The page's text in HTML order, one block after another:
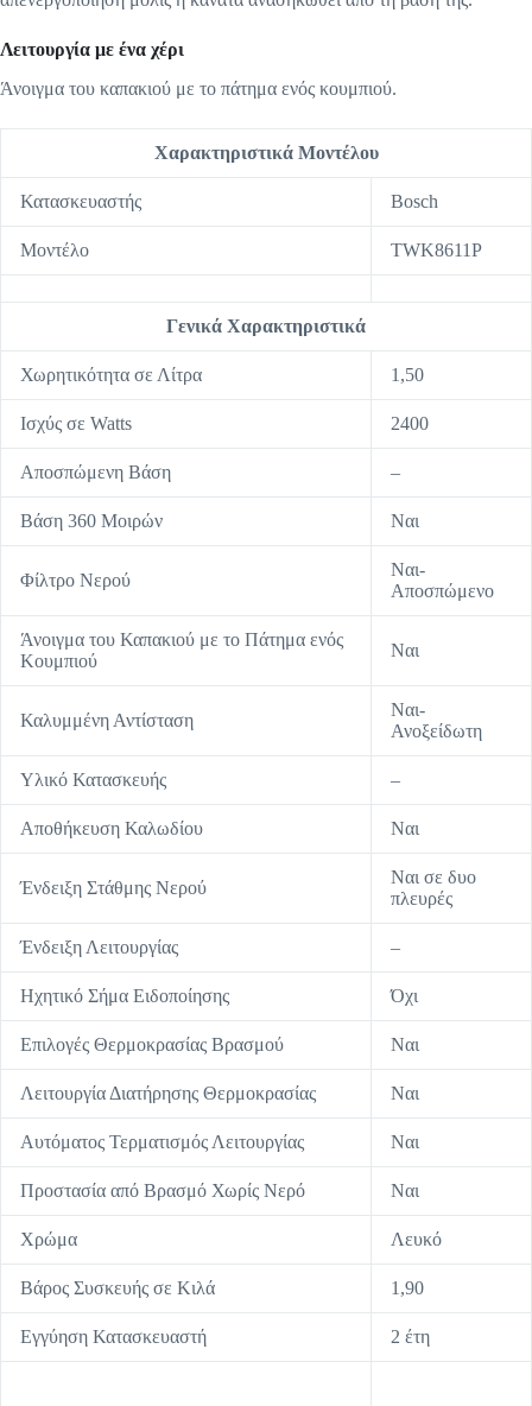
Λειτουργία με ένα χέρι
Άνοιγμα του καπακιού με το πάτημα ενός κουμπιού.
Χαρακτηριστικά Μοντέλου
Κατασκευαστής Bosch
Μοντέλο TWK8611P
Γενικά Χαρακτηριστικά
Χωρητικότητα σε Λίτρα 1,50
Ισχύς σε Watts 2400
Αποσπώμενη Βάση –
Βάση 360 Μοιρών Ναι
Φίλτρο Νερού
Ναι-
Αποσπώμενο
Άνοιγμα του Καπακιού με το Πάτημα ενός
Κουμπιού
Ναι
Καλυμμένη Αντίσταση
Ναι-
Ανοξείδωτη
Υλικό Κατασκευής –
Αποθήκευση Καλωδίου Ναι
Ένδειξη Στάθμης Νερού
Ναι σε δυο
πλευρές
Ένδειξη Λειτουργίας –
Ηχητικό Σήμα Ειδοποίησης Όχι
Επιλογές Θερμοκρασίας Βρασμού Ναι
Λειτουργία Διατήρησης Θερμοκρασίας Ναι
Αυτόματος Τερματισμός Λειτουργίας Ναι
Προστασία από Βρασμό Χωρίς Νερό Ναι
Χρώμα Λευκό
Βάρος Συσκευής σε Κιλά 1,90
Εγγύηση Κατασκευαστή 2 έτη